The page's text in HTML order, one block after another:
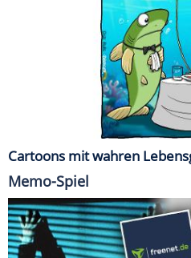
Cartoons mit wahren
Memo-Spiel